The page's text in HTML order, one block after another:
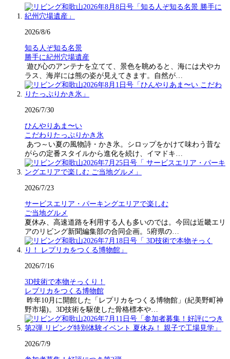
2026/8/6
知る人ぞ知る名景
勝手に紀州穴場遺産
遊び心のアンテナを立てて、景色を眺めると、海には犬やカ
ラス、海岸には熊の姿が見えてきます。自然が…
2026/7/30
ひんやりあま〜い
こだわりたっぷりかき氷
あつ～い夏の風物詩・かき氷。シロップをかけて味わう昔な
がらの定番スタイルから進化を続け、イマドキ…
2026/7/23
サービスエリア・パーキングエリアで楽しむ
ご当地グルメ
夏休み、高速道路を利用する人も多いのでは。今回は近畿エリ
アのリビング新聞編集部の合同企画。5府県の…
2026/7/16
3D技術で本物そっくり！
レプリカをつくる博物館
昨年10月に開館した「レプリカをつくる博物館」(紀美野町神
野市場)。3D技術を駆使した骨格標本や…
2026/7/9